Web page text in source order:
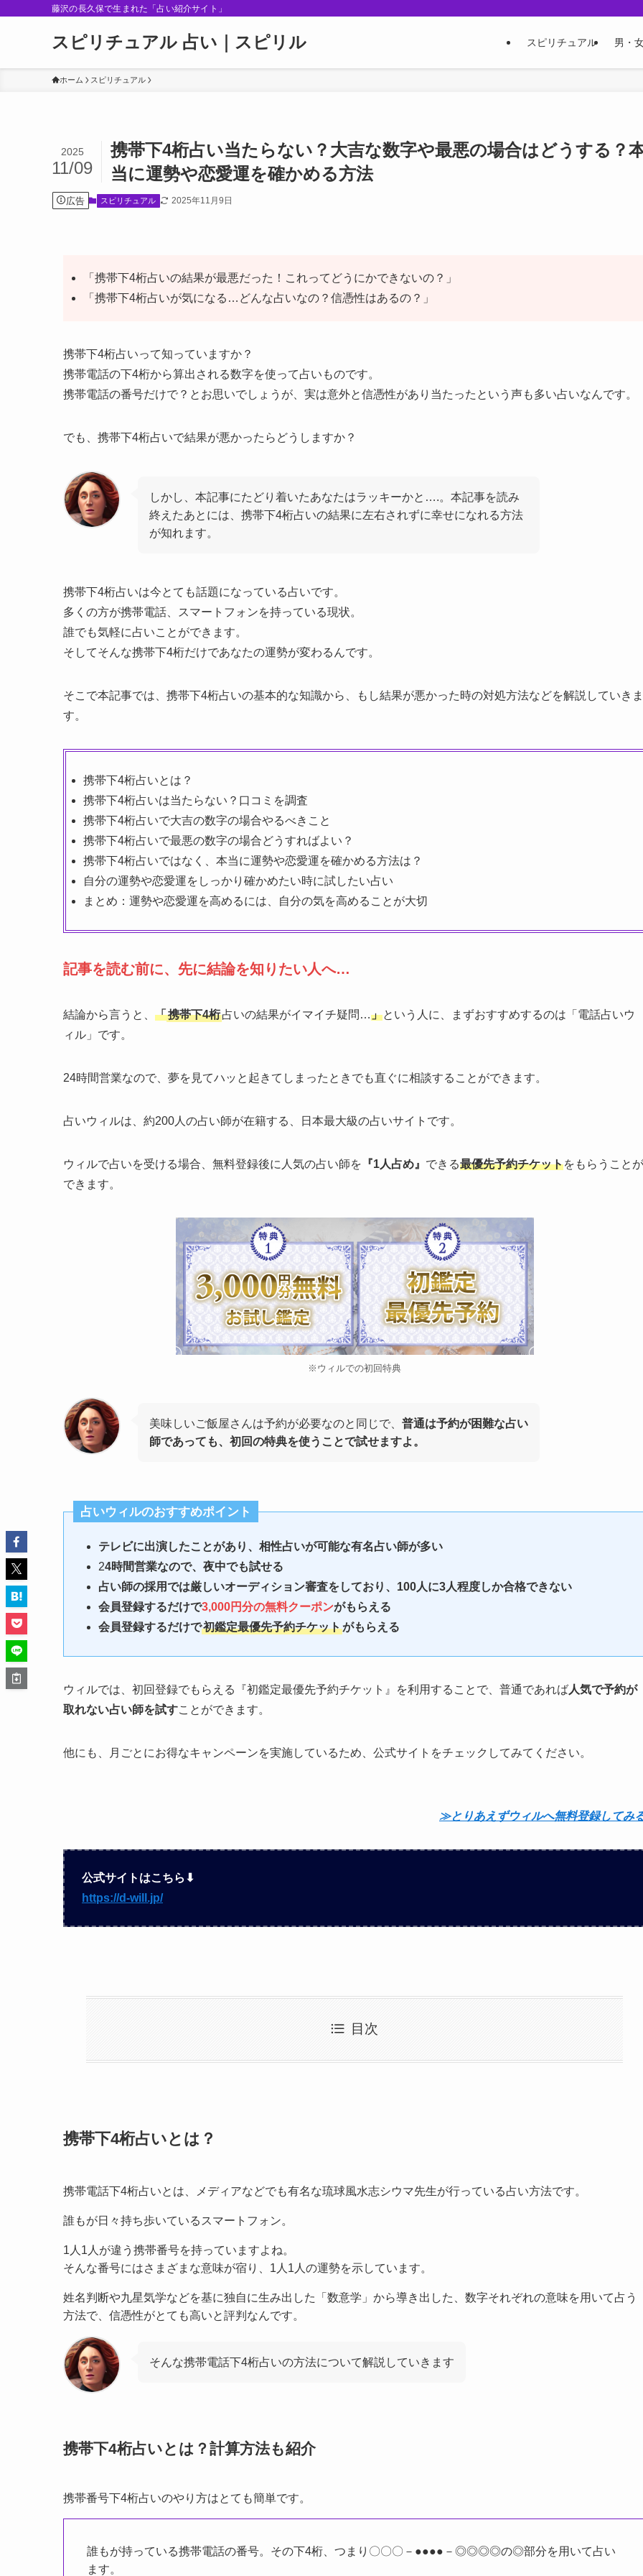
藤沢の長久保で生まれた「占い紹介サイト」
スピリチュアル 占い｜スピリル スピリチュアル 男・
ホーム スピリチュアル
携帯下4桁占い当たらない？大吉な数字や最悪の場合はどうする？
当に運勢や恋愛運を確かめる方法
2025
11/09
広告 スピリチュアル 2025年11月9日
「携帯下4桁占いの結果が最悪だった！これってどうにかできないの？」
「携帯下4桁占いが気になる…どんな占いなの？信憑性はあるの？」
携帯下4桁占いって知っていますか？
携帯電話の下4桁から算出される数字を使って占いものです。
携帯電話の番号だけで？とお思いでしょうが、実は意外と信憑性があり当たったという声も多い占いなんです。
でも、携帯下4桁占いで結果が悪かったらどうしますか？
しかし、本記事にたどり着いたあなたはラッキーかと….。本記事を読み
終えたあとには、携帯下4桁占いの結果に左右されずに幸せになれる方法
が知れます。
携帯下4桁占いは今とても話題になっている占いです。
多くの方が携帯電話、スマートフォンを持っている現状。
誰でも気軽に占いことができます。
そしてそんな携帯下4桁だけであなたの運勢が変わるんです。
そこで本記事では、携帯下4桁占いの基本的な知識から、もし結果が悪かった時の対処方法などを解説していきま
す。
携帯下4桁占いとは？
携帯下4桁占いは当たらない？口コミを調査
携帯下4桁占いで大吉の数字の場合やるべきこと
携帯下4桁占いで最悪の数字の場合どうすればよい？
携帯下4桁占いではなく、本当に運勢や恋愛運を確かめる方法は？
自分の運勢や恋愛運をしっかり確かめたい時に試したい占い
まとめ：運勢や恋愛運を高めるには、自分の気を高めることが大切
記事を読む前に、先に結論を知りたい人へ…
結論から言うと、 「携帯下4桁占いの結果がイマイチ疑問…」という人に、まずおすすめするのは「電話占いウ
ィル」です。
24時間営業なので、夢を見てハッと起きてしまったときでも直ぐに相談することができます。
占いウィルは、約200人の占い師が在籍する、日本最大級の占いサイトです。
ウィルで占いを受ける場合、無料登録後に人気の占い師を 『1人占め』 できる最優先予約チケットをもらうことが
できます。
※ウィルでの初回特典
美味しいご飯屋さんは予約が必要なのと同じで、 普通は予約が困難な占い
師であっても、初回の特典を使うことで試せますよ。
占いウィルのおすすめポイント
テレビに出演したことがあり、相性占いが可能な有名占い師が多い
24時間営業なので、夜中でも試せる
占い師の採用では厳しいオーディション審査をしており、100人に3人程度しか合格できない
会員登録するだけで3,000円分の無料クーポンがもらえる
会員登録するだけで初鑑定最優先予約チケットがもらえる
ウィルでは、初回登録でもらえる『初鑑定最優先予約チケット』を利用することで、普通であれば人気で予約が
取れない占い師を試すことができます。
他にも、月ごとにお得なキャンペーンを実施しているため、公式サイトをチェックしてみてください。
≫とりあえずウィルへ無料登録してみ
公式サイトはこちら⬇︎
https://d-will.jp/
目次
携帯下4桁占いとは？
携帯電話下4桁占いとは、メディアなどでも有名な琉球風水志シウマ先生が行っている占い方法です。
誰もが日々持ち歩いているスマートフォン。
1人1人が違う携帯番号を持っていますよね。
そんな番号にはさまざまな意味が宿り、1人1人の運勢を示しています。
姓名判断や九星気学などを基に独自に生み出した「数意学」から導き出した、数字それぞれの意味を用いて占う
方法で、信憑性がとても高いと評判なんです。
そんな携帯電話下4桁占いの方法について解説していきます
携帯下4桁占いとは？計算方法も紹介
携帯番号下4桁占いのやり方はとても簡単です。
誰もが持っている携帯電話の番号。その下4桁、つまり〇〇〇－●●●●－◎◎◎◎の◎部分を用いて占い
ます。